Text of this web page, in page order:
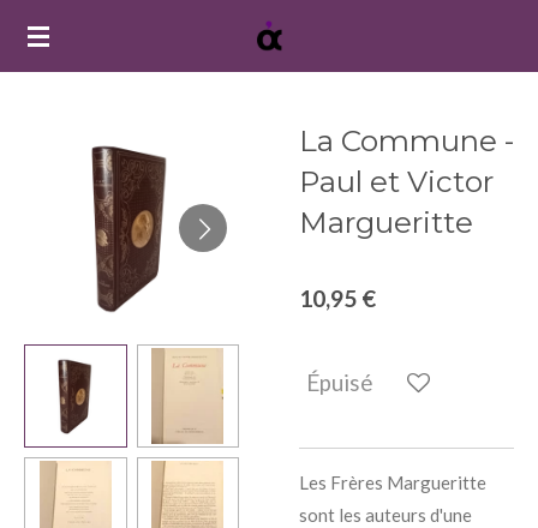
Passer
La Commune -
Paul et Victor
Margueritte
10,95 €
Épuisé
Les Frères Margueritte
sont les auteurs d'une